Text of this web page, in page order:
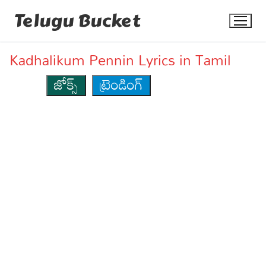
Telugu Bucket
Kadhalikum Pennin Lyrics in Tamil
జోక్స్
ట్రెండింగ్